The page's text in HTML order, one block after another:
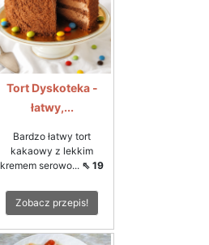
Tort Dyskoteka -
łatwy,...
Bardzo łatwy tort
kakaowy z lekkim
kremem serowo... ⇖ 19
Zobacz przepis!